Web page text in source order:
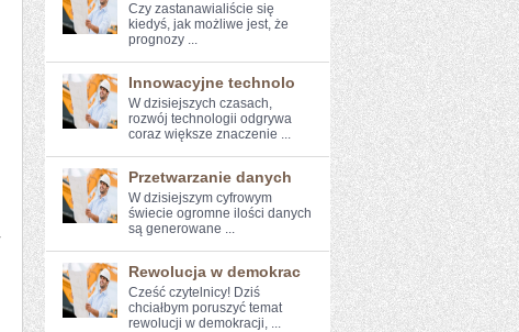
Czy zastanawialiście ​się
‍kiedyś, jak możliwe⁣ jest, że​
prognozy ...
Innowacyjne technolo
W dzisiejszych⁢ czasach,
rozwój technologii‌ odgrywa
coraz większe ​znaczenie ...
Przetwarzanie danych
W dzisiejszym cyfrowym
świecie ogromne ⁤ilości danych
⁤są generowane ...
Rewolucja w demokrac
Cześć czytelnicy! Dziś
chciałbym poruszyć temat
rewolucji​ w demokracji, ...